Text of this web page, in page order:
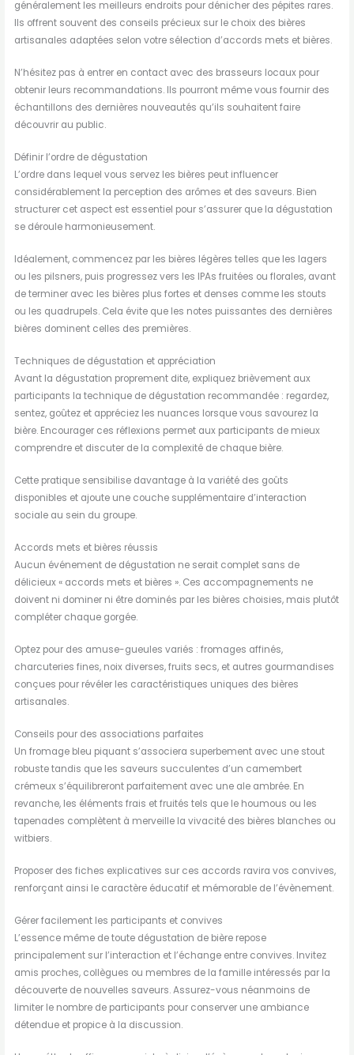
généralement les meilleurs endroits pour dénicher des pépites rares.
Ils offrent souvent des conseils précieux sur le choix des bières
artisanales adaptées selon votre sélection d’accords mets et bières.
N’hésitez pas à entrer en contact avec des brasseurs locaux pour
obtenir leurs recommandations. Ils pourront même vous fournir des
échantillons des dernières nouveautés qu’ils souhaitent faire
découvrir au public.
Définir l’ordre de dégustation
L’ordre dans lequel vous servez les bières peut influencer
considérablement la perception des arômes et des saveurs. Bien
structurer cet aspect est essentiel pour s’assurer que la dégustation
se déroule harmonieusement.
Idéalement, commencez par les bières légères telles que les lagers
ou les pilsners, puis progressez vers les IPAs fruitées ou florales, avant
de terminer avec les bières plus fortes et denses comme les stouts
ou les quadrupels. Cela évite que les notes puissantes des dernières
bières dominent celles des premières.
Techniques de dégustation et appréciation
Avant la dégustation proprement dite, expliquez brièvement aux
participants la technique de dégustation recommandée : regardez,
sentez, goûtez et appréciez les nuances lorsque vous savourez la
bière. Encourager ces réflexions permet aux participants de mieux
comprendre et discuter de la complexité de chaque bière.
Cette pratique sensibilise davantage à la variété des goûts
disponibles et ajoute une couche supplémentaire d’interaction
sociale au sein du groupe.
Accords mets et bières réussis
Aucun événement de dégustation ne serait complet sans de
délicieux « accords mets et bières ». Ces accompagnements ne
doivent ni dominer ni être dominés par les bières choisies, mais plutôt
compléter chaque gorgée.
Optez pour des amuse-gueules variés : fromages affinés,
charcuteries fines, noix diverses, fruits secs, et autres gourmandises
conçues pour révéler les caractéristiques uniques des bières
artisanales.
Conseils pour des associations parfaites
Un fromage bleu piquant s’associera superbement avec une stout
robuste tandis que les saveurs succulentes d’un camembert
crémeux s’équilibreront parfaitement avec une ale ambrée. En
revanche, les éléments frais et fruités tels que le houmous ou les
tapenades complètent à merveille la vivacité des bières blanches ou
witbiers.
Proposer des fiches explicatives sur ces accords ravira vos convives,
renforçant ainsi le caractère éducatif et mémorable de l’évènement.
Gérer facilement les participants et convives
L’essence même de toute dégustation de bière repose
principalement sur l’interaction et l’échange entre convives. Invitez
amis proches, collègues ou membres de la famille intéressés par la
découverte de nouvelles saveurs. Assurez-vous néanmoins de
limiter le nombre de participants pour conserver une ambiance
détendue et propice à la discussion.